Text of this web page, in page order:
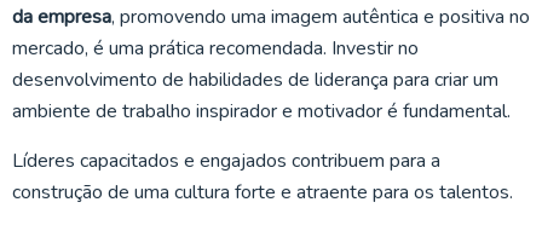
da empresa, promovendo uma imagem autêntica e positiva no
mercado, é uma prática recomendada. Investir no
desenvolvimento de habilidades de liderança para criar um
ambiente de trabalho inspirador e motivador é fundamental.
Líderes capacitados e engajados contribuem para a
construção de uma cultura forte e atraente para os talentos.